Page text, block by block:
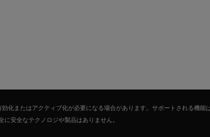
化またはアクティブ化が必要になる場合があります。サポートされる機
安全なテクノロジや製品はありません。